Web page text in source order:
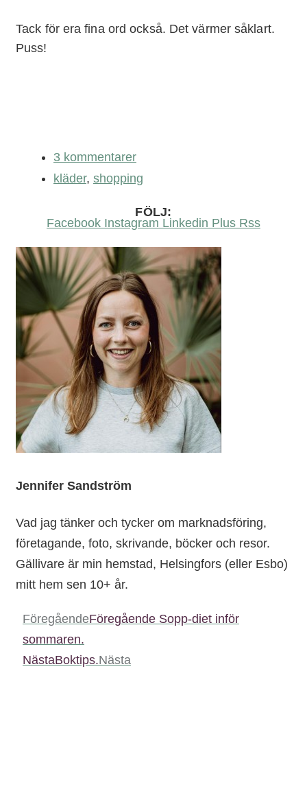
Tack för era fina ord också. Det värmer såklart.
Puss!
3 kommentarer
kläder, shopping
FÖLJ:
Facebook Instagram Linkedin Plus Rss
Jennifer Sandström
Vad jag tänker och tycker om marknadsföring,
företagande, foto, skrivande, böcker och resor.
Gällivare är min hemstad, Helsingfors (eller Esbo)
mitt hem sen 10+ år.
FöregåendeFöregående Sopp-diet inför
sommaren.
NästaBoktips.Nästa